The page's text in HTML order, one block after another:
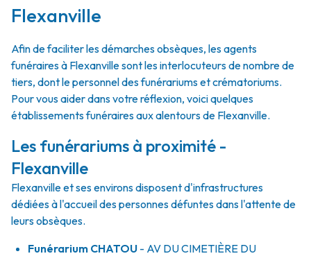
Flexanville
Afin de faciliter les démarches obsèques, les agents
funéraires à Flexanville sont les interlocuteurs de nombre de
tiers, dont le personnel des funérariums et crématoriums.
Pour vous aider dans votre réflexion, voici quelques
établissements funéraires aux alentours de Flexanville.
Les funérariums à proximité -
Flexanville
Flexanville et ses environs disposent d'infrastructures
dédiées à l'accueil des personnes défuntes dans l'attente de
leurs obsèques.
Funérarium CHATOU - AV DU CIMETIÈRE DU